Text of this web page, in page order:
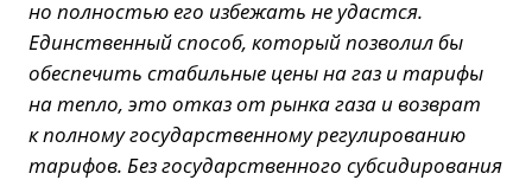
но полностью его избежать не удастся.
Единственный способ, который позволил бы
обеспечить стабильные цены на газ и тарифы
на тепло, это отказ от рынка газа и возврат
к полному государственному регулированию
тарифов. Без государственного субсидирования